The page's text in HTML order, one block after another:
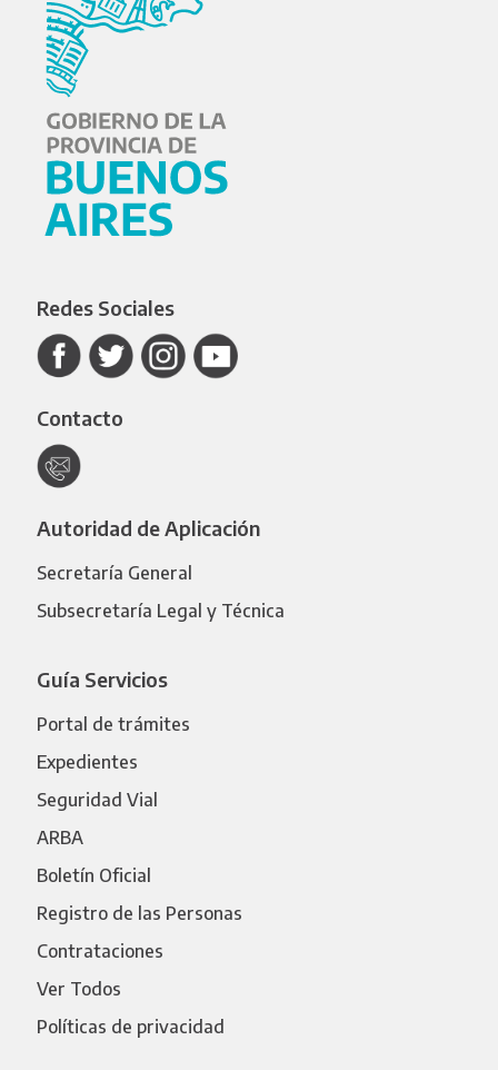
Redes Sociales
Contacto
Autoridad de Aplicación
Secretaría General
Subsecretaría Legal y Técnica
Guía Servicios
Portal de trámites
Expedientes
Seguridad Vial
ARBA
Boletín Oficial
Registro de las Personas
Contrataciones
Ver Todos
Políticas de privacidad